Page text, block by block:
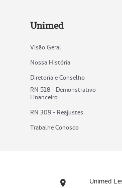
Unimed
Visão Geral
Nossa História
Diretoria e Conselho
RN 518 - Demonstrativo
Financeiro
RN 309 - Reajustes
Trabalhe Conosco
Unimed